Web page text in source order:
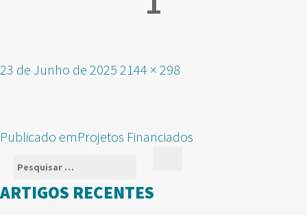
Publicado
23 de Junho de 2025 Tamanho
2144 × 298
NAVEGAÇÃO
ARTIGOS
Publicado emProjetos Financiados
Pesquisar
por:
ARTIGOS RECENTES